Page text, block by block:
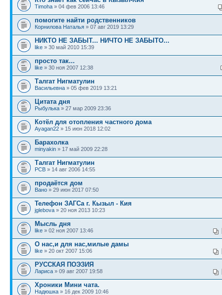
Timoha » 04 фев 2006 13:46
помогите найти родственников
Корнилова Наталья » 07 авг 2019 13:29
НИКТО НЕ ЗАБЫТ... НИЧТО НЕ ЗАБЫТО...
like » 30 май 2010 15:39
просто так...
like » 30 ноя 2007 12:38
Талгат Нигматулин
Васильевна » 05 фев 2019 13:21
Цитата дня
Рыбулька » 27 мар 2009 23:36
Котёл для отопления частного дома
Ayagan22 » 15 июн 2018 12:02
Барахолка
minyakin » 17 май 2009 22:28
Талгат Нигматулин
PCB » 14 авг 2006 14:55
продаётся дом
Вано » 29 июн 2017 07:50
Телефон ЗАГСа г. Кызыл - Кия
jglebova » 20 ноя 2013 10:23
Мысль дня
like » 02 ноя 2007 13:46
О нас,и для нас,милые дамы
like » 20 окт 2007 15:06
РУССКАЯ ПОЭЗИЯ
Лариса » 09 авг 2007 19:58
Хроники Мини чата.
Надюшка » 16 дек 2009 10:46